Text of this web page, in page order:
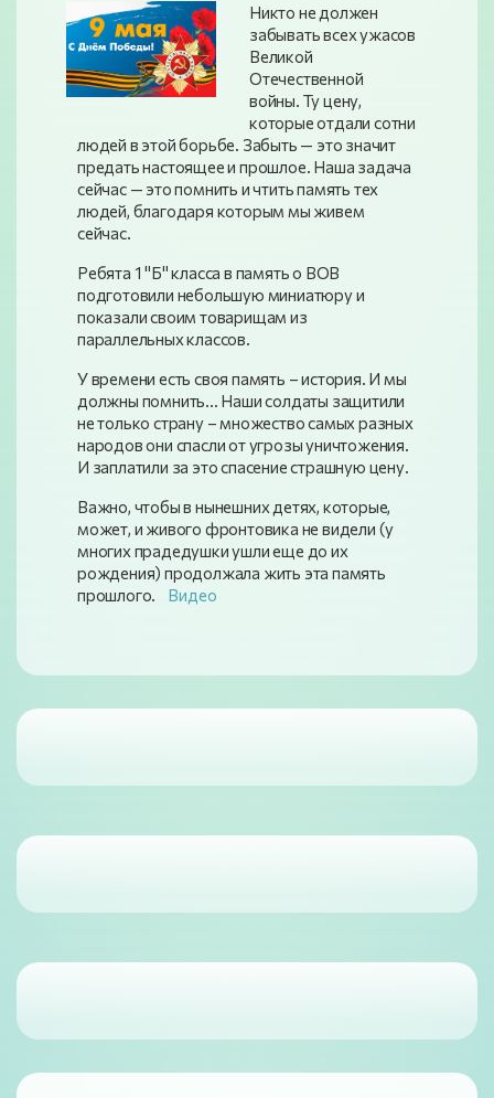
Никто не должен
забывать всех ужасов
Великой
Отечественной
войны. Ту цену,
которые отдали сотни
людей в этой борьбе. Забыть — это значит
предать настоящее и прошлое. Наша задача
сейчас — это помнить и чтить память тех
людей, благодаря которым мы живем
сейчас.
Ребята 1 "Б" класса в память о ВОВ
подготовили небольшую миниатюру и
показали своим товарищам из
параллельных классов.
У времени есть своя память – история. И мы
должны помнить... Наши солдаты защитили
не только страну – множество самых разных
народов они спасли от угрозы уничтожения.
И заплатили за это спасение страшную цену.
Важно, чтобы в нынешних детях, которые,
может, и живого фронтовика не видели (у
многих прадедушки ушли еще до их
рождения) продолжала жить эта память
прошлого. Видео